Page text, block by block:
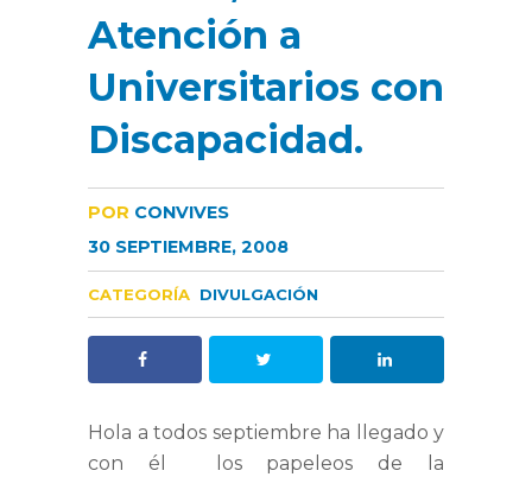
Atención a
Universitarios con
Discapacidad.
POR CONVIVES
30 SEPTIEMBRE, 2008
CATEGORÍA DIVULGACIÓN
Hola a todos septiembre ha llegado y
con él los papeleos de la